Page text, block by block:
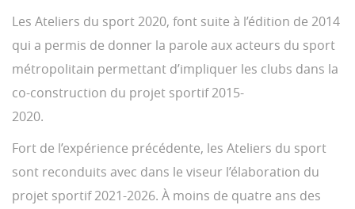
Les Ateliers du sport 2020, font suite à l’édition de 2014
qui a permis de donner la parole aux acteurs du sport
métropolitain permettant d’impliquer les clubs dans la
co-construction du projet sportif 2015-
2020.
Fort de l’expérience précédente, les Ateliers du sport
sont reconduits avec dans le viseur l’élaboration du
projet sportif 2021-2026. À moins de quatre ans des